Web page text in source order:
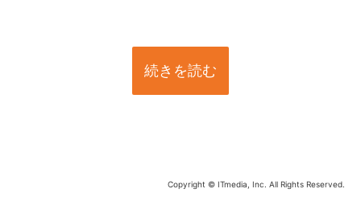
続きを読む
Copyright © ITmedia, Inc. All Rights Reserved.